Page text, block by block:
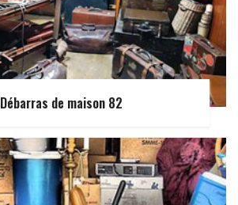
Débarras de maison 82